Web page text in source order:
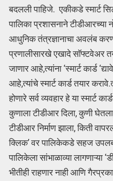
बदलली पाहिजे. एकीकडे स्मार्ट
पालिका प्रशासनाने टीडीआरच्या
आधुनिक तंत्रज्ञानाचा अवलंब
प्रणालीसारखे एखादे सॉफ्टवेअर
जाणार आहे,त्यांना ‘स्मार्ट कार्ड
आहे,त्यांचे स्मार्ट कार्ड तयार
होणारे सर्व व्यवहार हे या स्मार्ट
कुणाला टीडीआर दिला, कुणी
टीडीआर निर्माण झाला, किती
क्लिक’ वर पालिकेकडे सहज
पालिकेला सांभाळाव्या लागणाऱ्या
भीतीही राहणार नाही आणि